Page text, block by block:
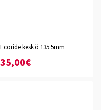
Ecoride keskiö 135.5mm
35,00€